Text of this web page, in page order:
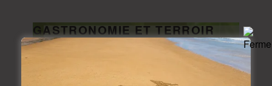
GASTRONOMIE ET TERROIR
ISIGNY OMAHA
Retour à la liste